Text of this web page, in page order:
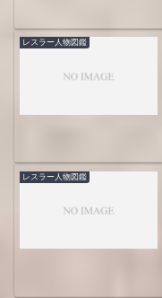
レスラー人物図鑑
レスラー人物図鑑